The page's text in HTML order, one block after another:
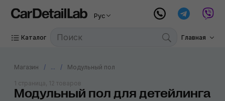
Рус
Каталог Главная
Магазин ... Модульный пол
Модульный пол для детейлинга
1 страница, 12 товаров